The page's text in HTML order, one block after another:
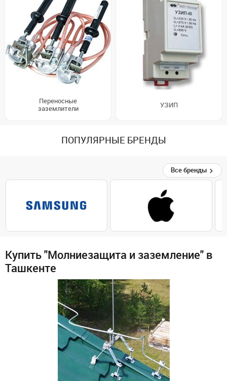
Переносные
заземлители
УЗИП
ПОПУЛЯРНЫЕ БРЕНДЫ
Все бренды
Купить "Молниезащита и заземление" в
Ташкенте